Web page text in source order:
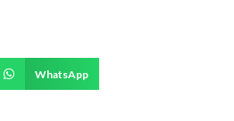
WhatsApp